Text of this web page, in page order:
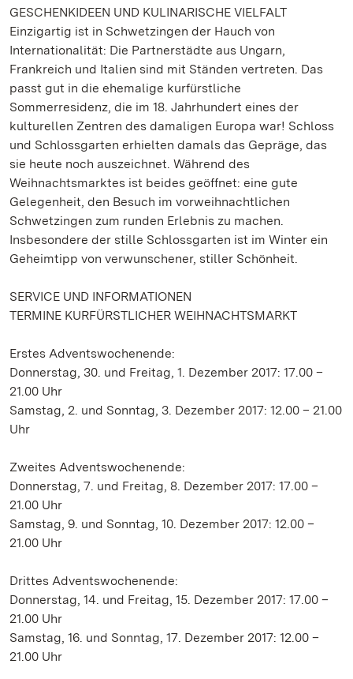
GESCHENKIDEEN UND KULINARISCHE VIELFALT
Einzigartig ist in Schwetzingen der Hauch von
Internationalität: Die Partnerstädte aus Ungarn,
Frankreich und Italien sind mit Ständen vertreten. Das
passt gut in die ehemalige kurfürstliche
Sommerresidenz, die im 18. Jahrhundert eines der
kulturellen Zentren des damaligen Europa war! Schloss
und Schlossgarten erhielten damals das Gepräge, das
sie heute noch auszeichnet. Während des
Weihnachtsmarktes ist beides geöffnet: eine gute
Gelegenheit, den Besuch im vorweihnachtlichen
Schwetzingen zum runden Erlebnis zu machen.
Insbesondere der stille Schlossgarten ist im Winter ein
Geheimtipp von verwunschener, stiller Schönheit.
SERVICE UND INFORMATIONEN
TERMINE KURFÜRSTLICHER WEIHNACHTSMARKT
Erstes Adventswochenende:
Donnerstag, 30. und Freitag, 1. Dezember 2017: 17.00 –
21.00 Uhr
Samstag, 2. und Sonntag, 3. Dezember 2017: 12.00 – 21.00
Uhr
Zweites Adventswochenende:
Donnerstag, 7. und Freitag, 8. Dezember 2017: 17.00 –
21.00 Uhr
Samstag, 9. und Sonntag, 10. Dezember 2017: 12.00 –
21.00 Uhr
Drittes Adventswochenende:
Donnerstag, 14. und Freitag, 15. Dezember 2017: 17.00 –
21.00 Uhr
Samstag, 16. und Sonntag, 17. Dezember 2017: 12.00 –
21.00 Uhr